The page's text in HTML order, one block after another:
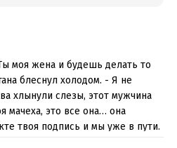
моя жена и будешь делать то
блеснул холодом. - Я не
хлынули слезы, этот мужчина
мачеха, это все она… она
твоя подпись и мы уже в пути.